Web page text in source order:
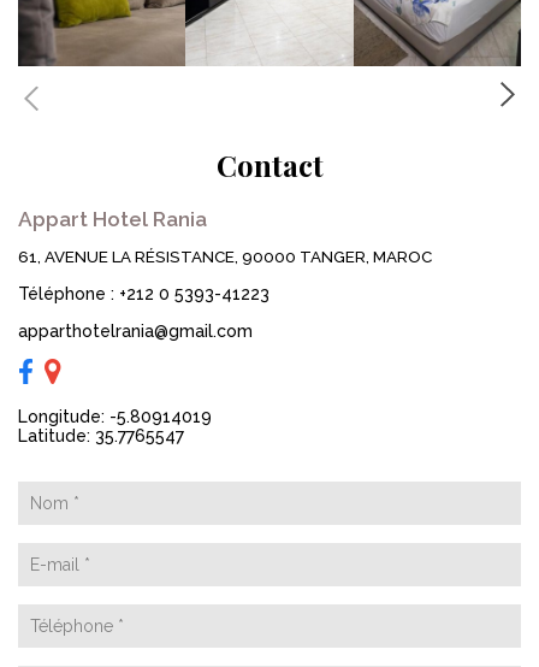
Contact
Appart Hotel Rania
61, AVENUE LA RÉSISTANCE, 90000 TANGER, MAROC
Téléphone : +212 0 5393-41223
apparthotelrania@gmail.com
Longitude: -5.80914019
Latitude: 35.7765547